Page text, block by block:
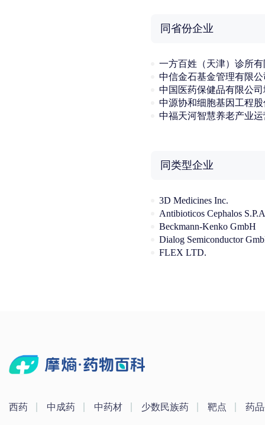
同省份企业
中信金石基金管理有限公
同类型企业
3D Medicines Inc.
Beckmann-Kenko GmbH
Dialog Semiconductor
FLEX LTD.
西药 中成药 中药材 少数民族药 靶点 药